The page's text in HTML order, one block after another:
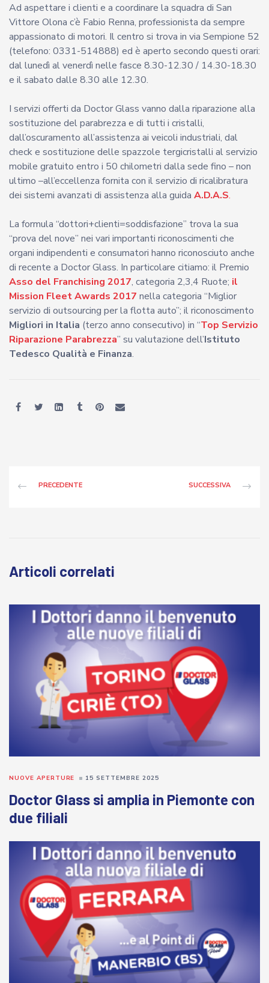
Ad aspettare i clienti e a coordinare la squadra di San
Vittore Olona c’è Fabio Renna, professionista da sempre
appassionato di motori. Il centro si trova in via Sempione 52
(telefono: 0331-514888) ed è aperto secondo questi orari:
dal lunedì al venerdì nelle fasce 8.30-12.30 / 14.30-18.30
e il sabato dalle 8.30 alle 12.30.
I servizi offerti da Doctor Glass vanno dalla riparazione alla
sostituzione del parabrezza e di tutti i cristalli,
dall’oscuramento all’assistenza ai veicoli industriali, dal
check e sostituzione delle spazzole tergicristalli al servizio
mobile gratuito entro i 50 chilometri dalla sede fino – non
ultimo –all’eccellenza fornita con il servizio di ricalibratura
dei sistemi avanzati di assistenza alla guida A.D.A.S.
La formula “dottori+clienti=soddisfazione” trova la sua
“prova del nove” nei vari importanti riconoscimenti che
organi indipendenti e consumatori hanno riconosciuto anche
di recente a Doctor Glass. In particolare citiamo: il Premio
Asso del Franchising 2017, categoria 2,3,4 Ruote; il
Mission Fleet Awards 2017 nella categoria “Miglior
servizio di outsourcing per la flotta auto”; il riconoscimento
Migliori in Italia (terzo anno consecutivo) in “Top Servizio
Riparazione Parabrezza” su valutazione dell’Istituto
Tedesco Qualità e Finanza.
PRECEDENTE SUCCESSIVA
Articoli correlati
Doctor Glass si amplia in Piemonte con
due filiali
NUOVE APERTURE 15 SETTEMBRE 2025